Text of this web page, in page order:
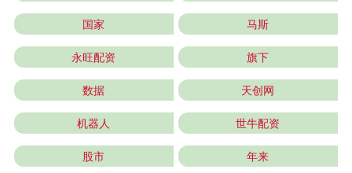
国家 马斯
永旺配资 旗下
数据 天创网
机器人 世牛配资
股市 年来